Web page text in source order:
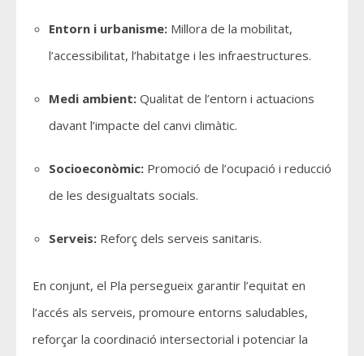
Entorn i urbanisme: Millora de la mobilitat,
l’accessibilitat, l’habitatge i les infraestructures.
Medi ambient: Qualitat de l’entorn i actuacions
davant l’impacte del canvi climàtic.
Socioeconòmic: Promoció de l’ocupació i reducció
de les desigualtats socials.
Serveis: Reforç dels serveis sanitaris.
En conjunt, el Pla persegueix garantir l’equitat en
l’accés als serveis, promoure entorns saludables,
reforçar la coordinació intersectorial i potenciar la